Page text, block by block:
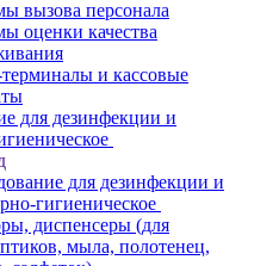
вызова персонала
оценки качества
и кассовые
для дезинфекции и
для дезинфекции и
гигиеническое
диспенсеры (для
мыла, полотенец,